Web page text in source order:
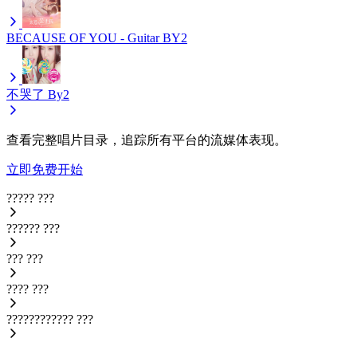
BECAUSE OF YOU - Guitar BY2
不哭了 By2
查看完整唱片目录，追踪所有平台的流媒体表现。
立即免费开始
????? ???
?????? ???
??? ???
???? ???
???????????? ???